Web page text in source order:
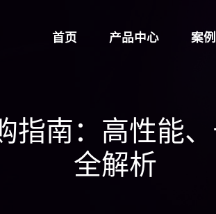
首页 产品中心 案
指南：高性能
全解析